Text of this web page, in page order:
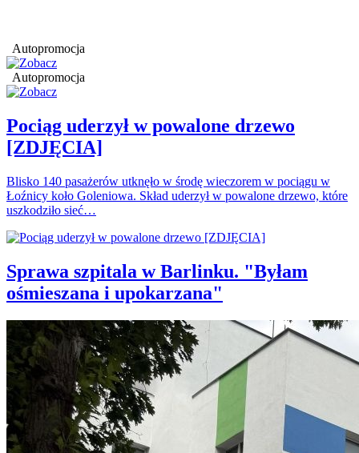
Autopromocja
Autopromocja
Pociąg uderzył w powalone drzewo
[ZDJĘCIA]
Blisko 140 pasażerów utknęło w środę wieczorem w pociągu w
Łoźnicy koło Goleniowa. Skład uderzył w powalone drzewo, które
uszkodziło sieć…
Sprawa szpitala w Barlinku. "Byłam
ośmieszana i upokarzana"